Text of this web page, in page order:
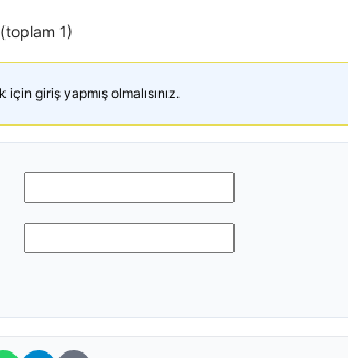
1)
giriş yapmış olmalısınız.